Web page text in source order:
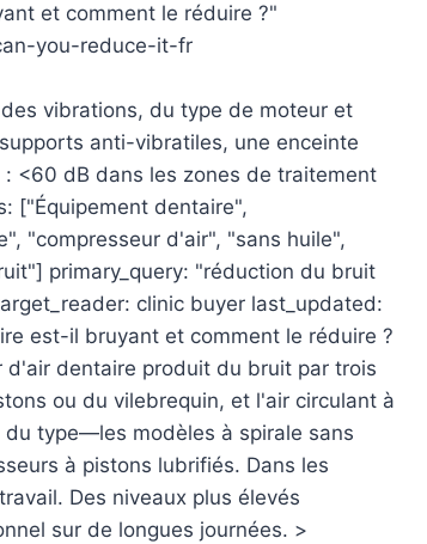
et comment le réduire ?"
you-reduce-it-fr
vibrations, du type de moteur et
anti-vibratiles, une enceinte
<60 dB dans les zones de traitement
["Équipement dentaire",
"compresseur d'air", "sans huile",
primary_query: "réduction du bruit
clinic buyer last_updated:
est-il bruyant et comment le réduire ?
dentaire produit du bruit par trois
ou du vilebrequin, et l'air circulant à
type—les modèles à spirale sans
à pistons lubrifiés. Dans les
Des niveaux plus élevés
sur de longues journées. >